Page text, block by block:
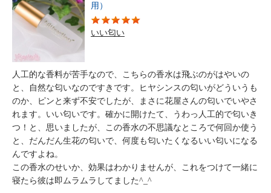
用）
いい匂い
人工的な香料が苦手なので、こちらの香水は飛ぶのがはやいの
と、自然な匂いなのですきです。ヒヤシンスの匂いがどういうも
のか、ピンと来ず不安でしたが、まさに花屋さんの匂いでいやさ
れます。いい匂いです。確かに開けたて、うわっ人工的で匂いき
つ！と、思いましたが、この香水の不思議なところで何回か使う
と、だんだん生花の匂いで、何度も匂いたくなるいい匂いになる
んですよね。
この香水のせいか、効果はわかりませんが、これをつけて一緒に
寝たら彼は即ムラムラしてました^_^